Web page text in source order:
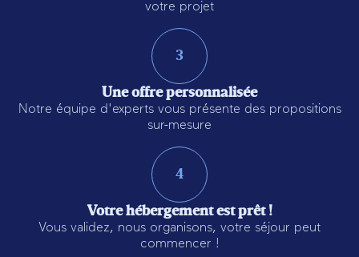
votre projet
3
Une offre personnalisée
Notre équipe d'experts vous présente des propositions
sur-mesure
4
Votre hébergement est prêt !
Vous validez, nous organisons, votre séjour peut
commencer !